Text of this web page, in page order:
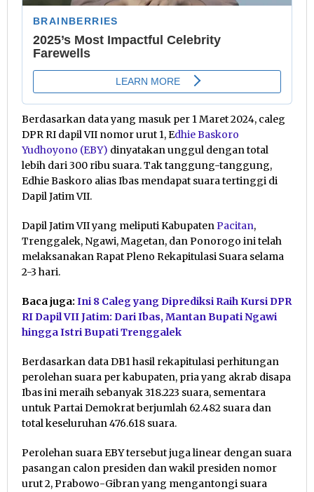
Berdasarkan data yang masuk per 1 Maret 2024, caleg
DPR RI dapil VII nomor urut 1, Edhie Baskoro
Yudhoyono (EBY) dinyatakan unggul dengan total
lebih dari 300 ribu suara. Tak tanggung-tanggung,
Edhie Baskoro alias Ibas mendapat suara tertinggi di
Dapil Jatim VII.
Dapil Jatim VII yang meliputi KabupatenPacitan,
Trenggalek, Ngawi, Magetan, dan Ponorogo ini telah
melaksanakan Rapat Pleno Rekapitulasi Suara selama
2-3 hari.
Baca juga: Ini 8 Caleg yang Diprediksi Raih Kursi DPR
RI Dapil VII Jatim: Dari Ibas, Mantan Bupati Ngawi
hingga Istri Bupati Trenggalek
Berdasarkan data DB1 hasil rekapitulasi perhitungan
perolehan suara per kabupaten, pria yang akrab disapa
Ibas ini meraih sebanyak 318.223 suara, sementara
untuk Partai Demokrat berjumlah 62.482 suara dan
total keseluruhan 476.618 suara.
Perolehan suara EBY tersebut juga linear dengan suara
pasangan calon presiden dan wakil presiden nomor
urut 2, Prabowo-Gibran yang mengantongi suara